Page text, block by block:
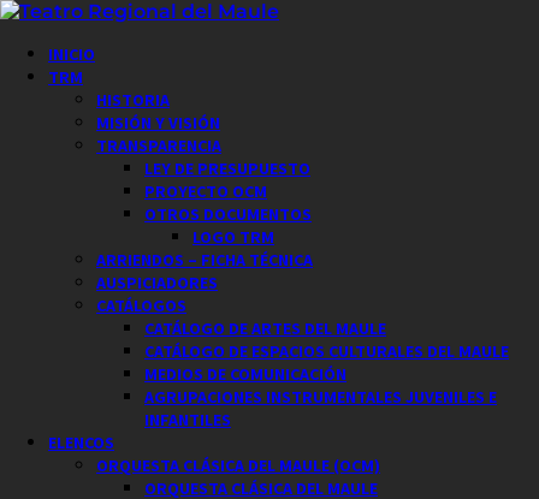
Saltar
contenido
Menú
principal
INICIO
TRM
HISTORIA
MISIÓN Y VISIÓN
TRANSPARENCIA
LEY DE PRESUPUESTO
PROYECTO OCM
OTROS DOCUMENTOS
LOGO TRM
ARRIENDOS – FICHA TÉCNICA
AUSPICIADORES
CATÁLOGOS
CATÁLOGO DE ARTES DEL MAULE
CATÁLOGO DE ESPACIOS CULTURALES DEL MAULE
MEDIOS DE COMUNICACIÓN
AGRUPACIONES INSTRUMENTALES JUVENILES E
INFANTILES
ELENCOS
ORQUESTA CLÁSICA DEL MAULE (OCM)
ORQUESTA CLÁSICA DEL MAULE